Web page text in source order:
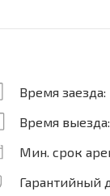
Время заезда:
Время выезда:
Мин. срок
Гарантийный